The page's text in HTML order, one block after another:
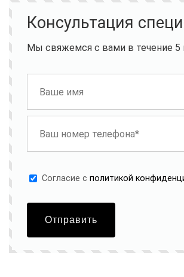
Консультация
Мы свяжемся с вами в течение 5
Cогласие сполитикой
Отправить